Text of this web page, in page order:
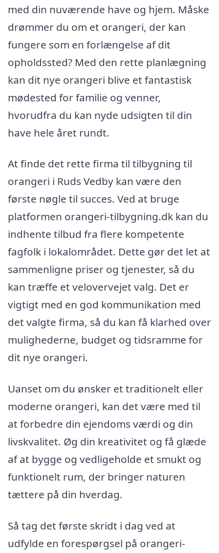
med din nuværende have og hjem. Måske
drømmer du om et orangeri, der kan
fungere som en forlængelse af dit
opholdssted? Med den rette planlægning
kan dit nye orangeri blive et fantastisk
mødested for familie og venner,
hvorudfra du kan nyde udsigten til din
have hele året rundt.
At finde det rette firma til tilbygning til
orangeri i Ruds Vedby kan være den
første nøgle til succes. Ved at bruge
platformen orangeri-tilbygning.dk kan du
indhente tilbud fra flere kompetente
fagfolk i lokalområdet. Dette gør det let at
sammenligne priser og tjenester, så du
kan træffe et velovervejet valg. Det er
vigtigt med en god kommunikation med
det valgte firma, så du kan få klarhed over
mulighederne, budget og tidsramme for
dit nye orangeri.
Uanset om du ønsker et traditionelt eller
moderne orangeri, kan det være med til
at forbedre din ejendoms værdi og din
livskvalitet. Øg din kreativitet og få glæde
af at bygge og vedligeholde et smukt og
funktionelt rum, der bringer naturen
tættere på din hverdag.
Så tag det første skridt i dag ved at
udfylde en forespørgsel på orangeri-